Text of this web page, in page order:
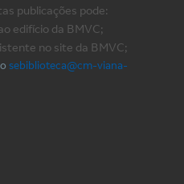
publicações pode:
edifício da BMVC;
no site da BMVC;
sebiblioteca@cm-viana-